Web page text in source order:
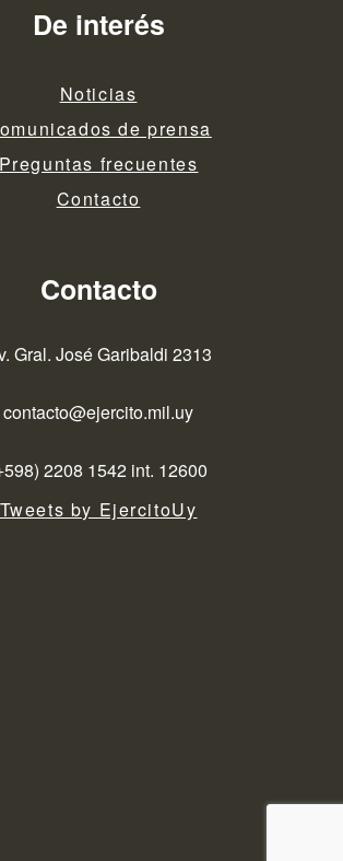
De interés
Noticias
de prensa
Preguntas frecuentes
Contacto
Contacto
Gral. José Garibaldi 2313
contacto@ejercito.mil.uy
2208 1542 int. 12600
Tweets by EjercitoUy